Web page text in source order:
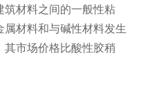
筑材料之间的一般性粘
材料和与碱性材料发生
其市场价格比酸性胶稍